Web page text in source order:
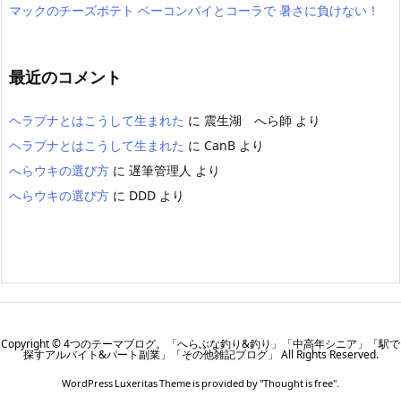
マックのチーズポテト ベーコンパイとコーラで 暑さに負けない！
最近のコメント
ヘラブナとはこうして生まれた に 震生湖 へら師 より
ヘラブナとはこうして生まれた に CanB より
へらウキの選び方 に 遅筆管理人 より
へらウキの選び方 に DDD より
Copyright ©4つのテーマブログ。「へらぶな釣り&釣り」「中高年シニア」「駅で
探すアルバイト&パート副業」「その他雑記ブログ」 All Rights Reserved.
WordPress Luxeritas Theme is provided by "Thought is free".